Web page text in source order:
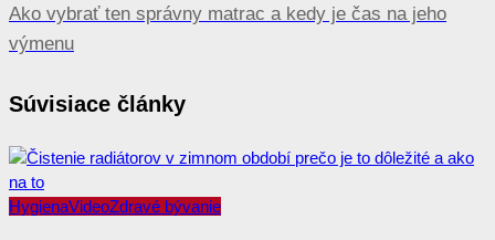
Ako vybrať ten správny matrac a kedy je čas na jeho
výmenu
Súvisiace články
HygienaVideoZdravé bývanie